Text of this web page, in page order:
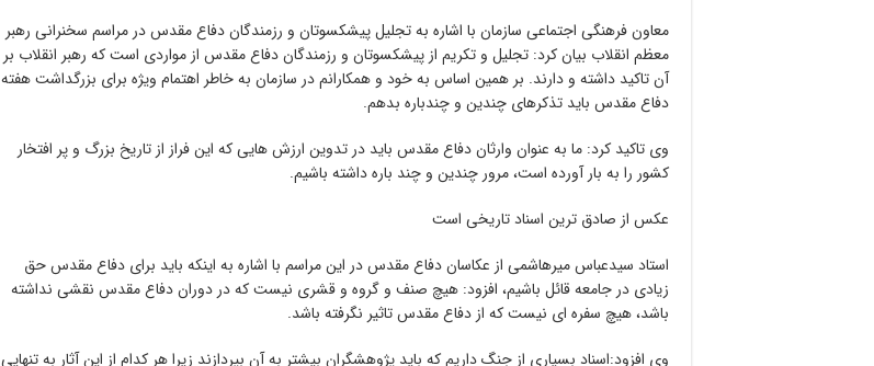
معاون فرهنگی اجتماعی سازمان با اشاره به تجلیل پیشکسوتان و رزمندگان دفاع مقدس در مراسم سخنرانی رهبر
معظم انقلاب بیان کرد: تجلیل و تکریم از پیشکسوتان و رزمندگان دفاع مقدس از مواردی است که رهبر انقلاب بر
آن تاکید داشته و دارند. بر همین اساس به خود و همکارانم در سازمان به خاطر اهتمام ویژه برای بزرگداشت هفته
دفاع مقدس باید تذکرهای چندین و چندباره بدهم.
وی تاکید کرد: ما به عنوان وارثان دفاع مقدس باید در تدوین ارزش هایی که این فراز از تاریخ بزرگ و پر افتخار
کشور را به بار آورده است، مرور چندین و چند باره داشته باشیم.
عکس از صادق ترین اسناد تاریخی است
استاد سیدعباس میرهاشمی از عکاسان دفاع مقدس در این مراسم با اشاره به اینکه باید برای دفاع مقدس حق
زیادی در جامعه قائل باشیم، افزود: هیچ صنف و گروه و قشری نیست که در دوران دفاع مقدس نقشی نداشته
باشد، هیچ سفره ای نیست که از دفاع مقدس تاثیر نگرفته باشد.
وی افزود:اسناد بسیاری از جنگ داریم که باید پژوهشگران بیشتر به آن بپردازند زیرا هر کدام از این آثار به تنهایی